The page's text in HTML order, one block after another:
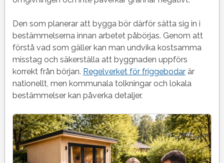
friggebod
Den som planerar att bygga bör därför sätta sig in i
bestämmelserna innan arbetet påbörjas. Genom att
förstå vad som gäller kan man undvika kostsamma
misstag och säkerställa att byggnaden uppförs
korrekt från början. Regelverket för friggebodarär
nationellt, men kommunala tolkningar och lokala
bestämmelser kan påverka detaljer.